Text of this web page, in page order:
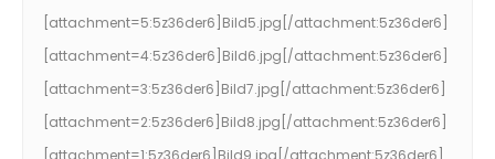
[attachment=5:5z36der6] Bild5.jpg [/attachment:5z36der6]
[attachment=4:5z36der6] Bild6.jpg [/attachment:5z36der6]
[attachment=3:5z36der6] Bild7.jpg [/attachment:5z36der6]
[attachment=2:5z36der6] Bild8.jpg [/attachment:5z36der6]
[attachment=1:5z36der6] Bild9.jpg [/attachment:5z36der6]